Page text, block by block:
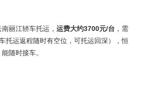
丽江轿车托运，运费大约3700元/台 ，需
托运返程随时有空位，可托运回深），恒
随时接车。